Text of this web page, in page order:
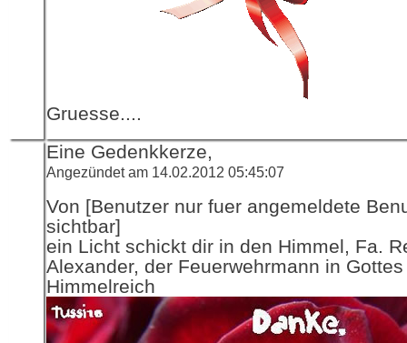
Gruesse....
Eine Gedenkkerze,
Angezündet am 14.02.2012 05:45:07
Von [Benutzer nur fuer angemeldete
sichtbar]
ein Licht schickt dir in den Himmel, Fa.
Alexander, der Feuerwehrmann in Gottes
Himmelreich